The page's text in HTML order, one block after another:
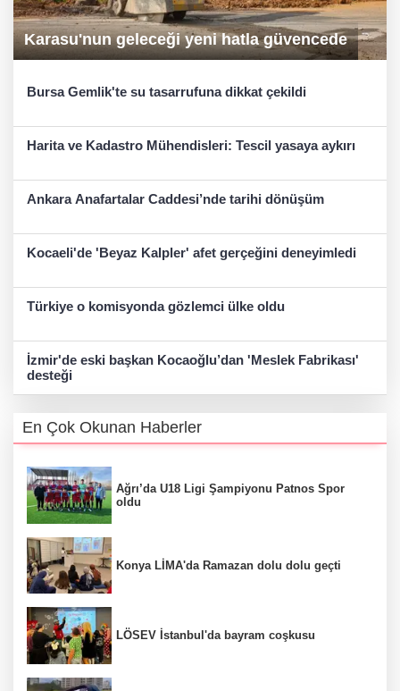
Karasu'nun geleceği yeni hatla güvencede
Bursa Gemlik'te su tasarrufuna dikkat çekildi
Harita ve Kadastro Mühendisleri: Tescil yasaya aykırı
Ankara Anafartalar Caddesi’nde tarihi dönüşüm
Kocaeli'de 'Beyaz Kalpler' afet gerçeğini deneyimledi
Türkiye o komisyonda gözlemci ülke oldu
İzmir'de eski başkan Kocaoğlu’dan 'Meslek Fabrikası'
desteği
En Çok Okunan Haberler
Ağrı’da U18 Ligi Şampiyonu Patnos Spor
oldu
Konya LİMA'da Ramazan dolu dolu geçti
LÖSEV İstanbul'da bayram coşkusu